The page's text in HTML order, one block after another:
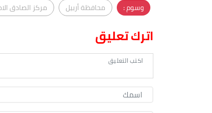
وسوم :
محافظة أربيل مركز الصادق
اترك تعليق